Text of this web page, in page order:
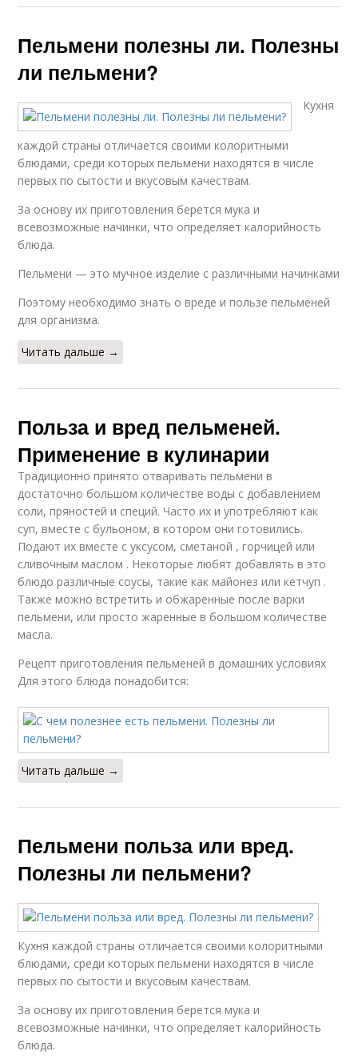
Пельмени полезны ли. Полезны
ли пельмени?
Кухня
каждой страны отличается своими колоритными
блюдами, среди которых пельмени находятся в числе
первых по сытости и вкусовым качествам.
За основу их приготовления берется мука и
всевозможные начинки, что определяет калорийность
блюда.
Пельмени — это мучное изделие с различными начинками
Поэтому необходимо знать о вреде и пользе пельменей
для организма.
Читать дальше →
Польза и вред пельменей.
Применение в кулинарии
Традиционно принято отваривать пельмени в
достаточно большом количестве воды с добавлением
соли, пряностей и специй. Часто их и употребляют как
суп, вместе с бульоном, в котором они готовились.
Подают их вместе с уксусом, сметаной , горчицей или
сливочным маслом . Некоторые любят добавлять в это
блюдо различные соусы, такие как майонез или кетчуп .
Также можно встретить и обжаренные после варки
пельмени, или просто жаренные в большом количестве
масла.
Рецепт приготовления пельменей в домашних условиях
Для этого блюда понадобится:
Читать дальше →
Пельмени польза или вред.
Полезны ли пельмени?
Кухня каждой страны отличается своими колоритными
блюдами, среди которых пельмени находятся в числе
первых по сытости и вкусовым качествам.
За основу их приготовления берется мука и
всевозможные начинки, что определяет калорийность
блюда.